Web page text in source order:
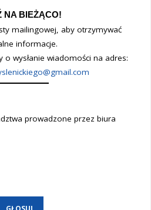
NA BIEŻĄCO!
mailingowej, aby otrzymywać
informacje.
wiadomości na adres:
prowadzone przez biura